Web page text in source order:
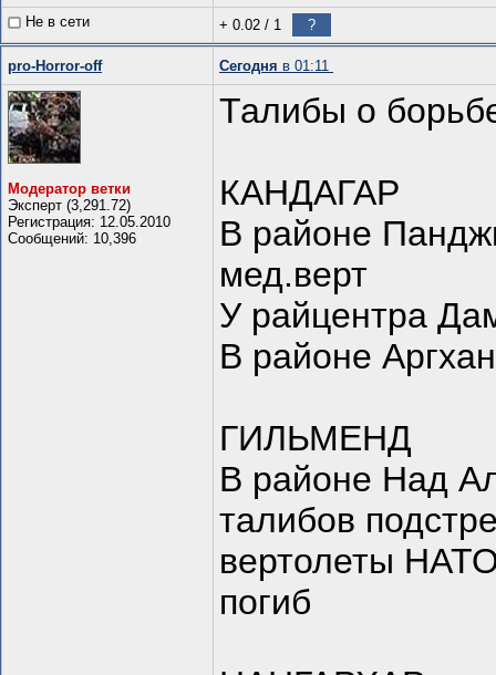
Не в сети + 0.02 / 1 ?
pro-Horror-off Сегодня в 01:11
Модератор ветки
Эксперт (3,291.72)
Регистрация: 12.05.2010
Сообщений: 10,396
Талибы о
КАНДАГАР
В районе
мед.верт
У райцентра
В районе
ГИЛЬМЕНД
В районе Над
талибов
вертолеты
погиб